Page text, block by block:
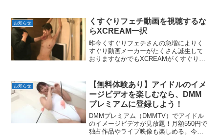
ットを徹底解説します。
お知らせ
くすぐりフェチ動画を視聴するな
らXCREAM一択
昨今くすぐりフェチさんの急増によりく
すぐり動画メーカーがたくさん誕生して
おりますなかでもXCREAMがくすぐりメ
おります毎日のようにどこかのメーカー
で新作がリリースされてますので嬉しい
ですねこちらの記事ではCREAMのくすぐ
りメーカーの紹介をしていきたいと思い
ますメーカーごとの個性が様々なので参
考にして頂ければ幸いですでは、いきま
っしょい♪
お知らせ
【無料体験あり】アイドルのイメ
ージビデオを楽しむなら、DMM
プレミアムに登録しよう！
DMMプレミアム（DMMTV）でアイドル
のイメージビデオが見放題！月額550円で
独占作品やライブ映像も楽しめる。今な